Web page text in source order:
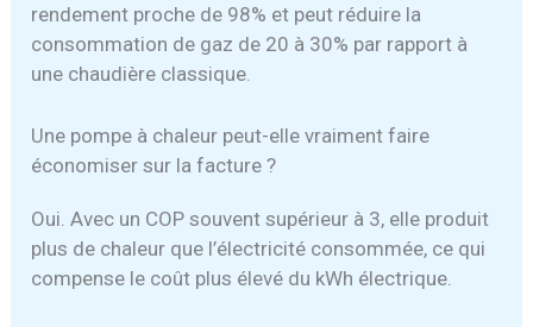
rendement proche de 98% et peut réduire la
consommation de gaz de 20 à 30% par rapport à
une chaudière classique.
Une pompe à chaleur peut-elle vraiment faire
économiser sur la facture ?
Oui. Avec un COP souvent supérieur à 3, elle produit
plus de chaleur que l’électricité consommée, ce qui
compense le coût plus élevé du kWh électrique.